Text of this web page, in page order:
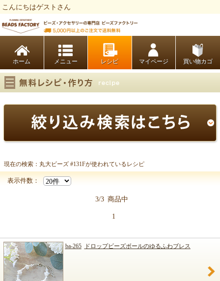
こんにちはゲストさん
ホーム レシピ マイページ 買い物カゴ
丸大ビーズ #131F
現在の検索：丸大ビーズ #131Fが使われているレシピ
表示件数：
3/3 商品中
1
ba-265 ドロップビーズボールのゆるふわブレス